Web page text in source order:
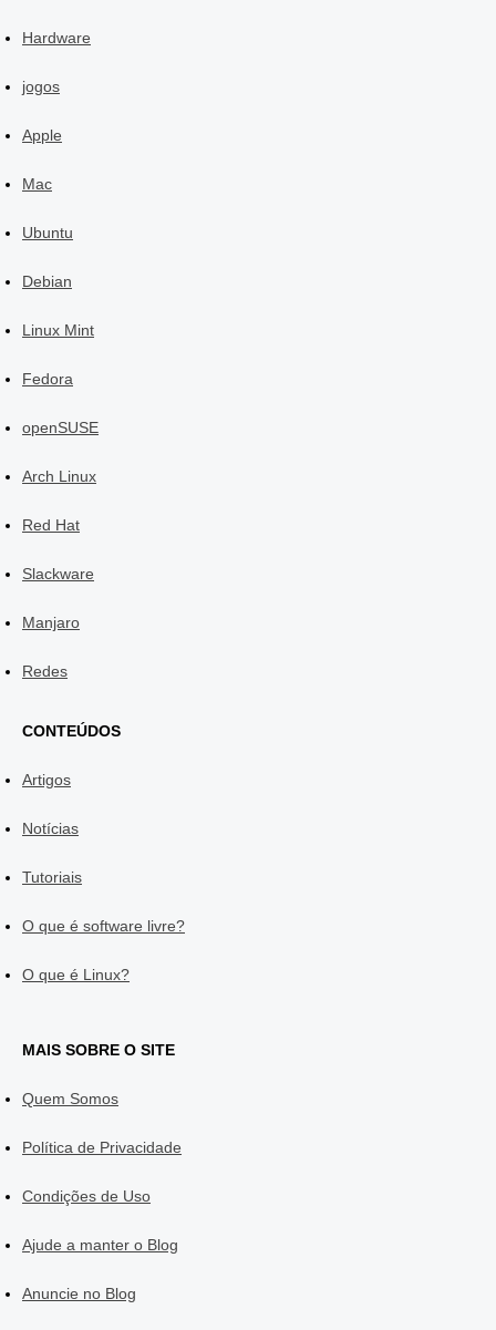
Hardware
jogos
Apple
Mac
Ubuntu
Debian
Linux Mint
Fedora
openSUSE
Arch Linux
Red Hat
Slackware
Manjaro
Redes
CONTEÚDOS
Artigos
Notícias
Tutoriais
O que é software livre?
O que é Linux?
MAIS SOBRE O SITE
Quem Somos
Política de Privacidade
Condições de Uso
Ajude a manter o Blog
Anuncie no Blog